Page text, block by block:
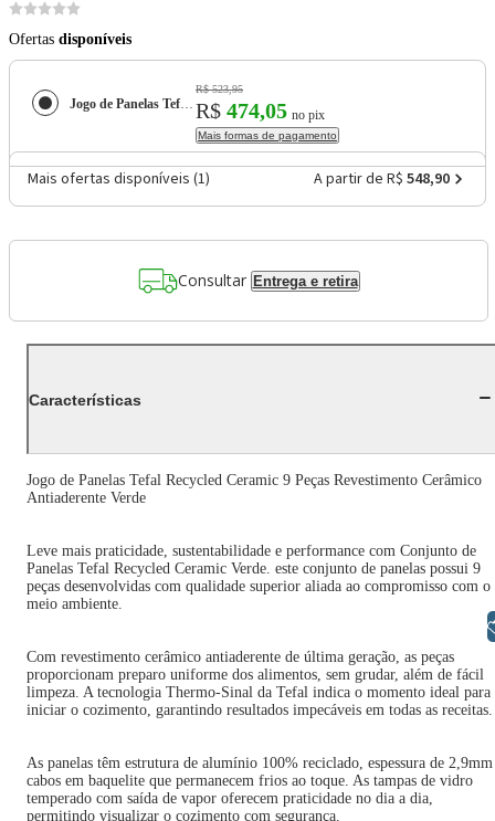
Ofertas disponíveis
Jogo de Panelas Tefal Recycled Ceramic 9 Peças Revestimento Cerâmico Antiaderente Verde
R$ 523,95
R$ 474,05 no pix
Mais formas de pagamento
Mais ofertas disponíveis (1) A partir de R$ 548,90
Consultar Entrega e retira
Características
Jogo de Panelas Tefal Recycled Ceramic 9 Peças Revestimento Cerâmico
Antiaderente Verde
Leve mais praticidade, sustentabilidade e performance com Conjunto de
Panelas Tefal Recycled Ceramic Verde. este conjunto de panelas possui 9
peças desenvolvidas com qualidade superior aliada ao compromisso com o
meio ambiente.
Com revestimento cerâmico antiaderente de última geração, as peças
proporcionam preparo uniforme dos alimentos, sem grudar, além de fácil
limpeza. A tecnologia Thermo-Sinal da Tefal indica o momento ideal para
iniciar o cozimento, garantindo resultados impecáveis em todas as receitas.
As panelas têm estrutura de alumínio 100% reciclado, espessura de 2,9mm
cabos em baquelite que permanecem frios ao toque. As tampas de vidro
temperado com saída de vapor oferecem praticidade no dia a dia,
permitindo visualizar o cozimento com segurança.